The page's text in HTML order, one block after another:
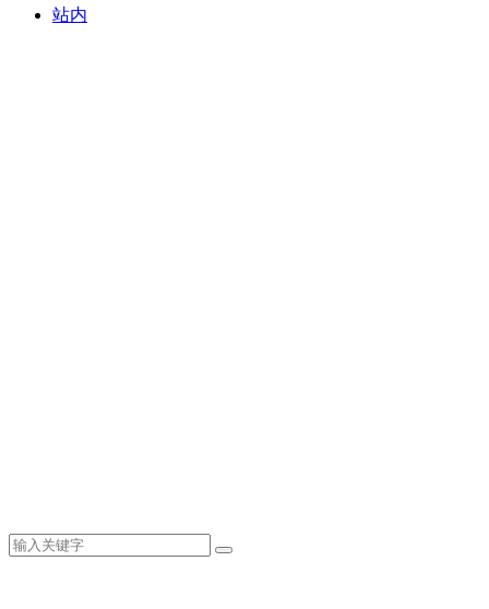
站内